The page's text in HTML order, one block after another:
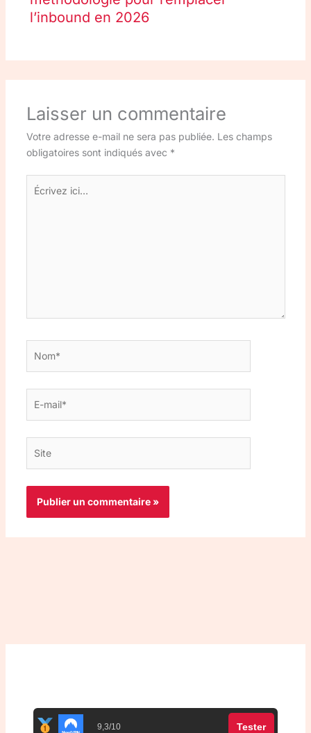
l’inbound en 2026
Laisser un commentaire
Votre adresse e-mail ne sera pas publiée. Les champs
obligatoires sont indiqués avec *
Écrivez
ici…
mail*
9,3/10 Tester